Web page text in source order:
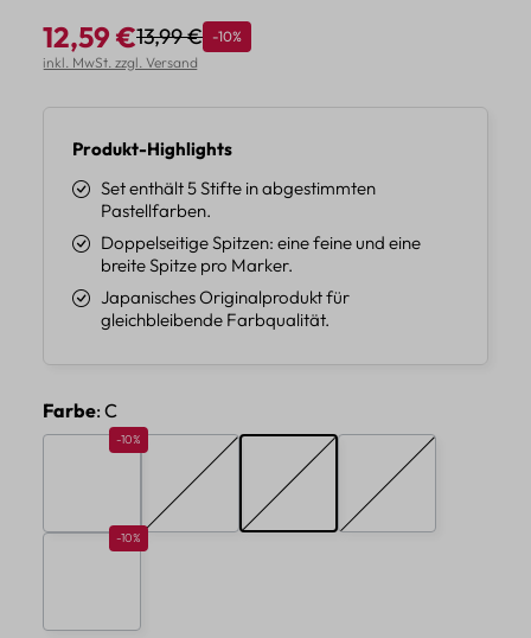
Verkaufspreis:
12,59 €Regulärer Preis:
13,99 € Rabatt
-10%
inkl. MwSt. zzgl. Versand
Produkt-Highlights
Set enthält 5 Stifte in abgestimmten
Pastellfarben.
Doppelseitige Spitzen: eine feine und eine
breite Spitze pro Marker.
Japanisches Originalprodukt für
gleichbleibende Farbqualität.
Farbeauswählen
: C
Rabatt 10%
-10%
(Diese Option ist zurzeit nicht verfügbar.)
(Diese Option ist zurzeit nicht
Rabatt 10%
-10%